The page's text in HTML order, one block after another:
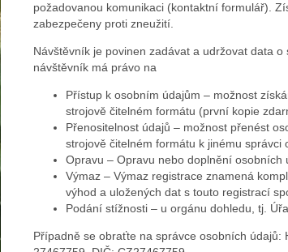
požadovanou komunikaci (kontaktní formulář).
zabezpečeny proti zneužití.
Návštěvník je povinen zadávat a udržovat data
návštěvník má právo na
Přístup k osobním údajům – možnost
strojově čitelném formátu (první kopie
Přenositelnost údajů – možnost přenést
strojově čitelném formátu k jinému správci
Opravu – Opravu nebo doplnění osobních
Výmaz – Výmaz registrace znamená
výhod a uložených dat s touto registrací
Podání stížnosti – u orgánu dohledu, tj.
Případně se obraťte na správce osobních údajů: